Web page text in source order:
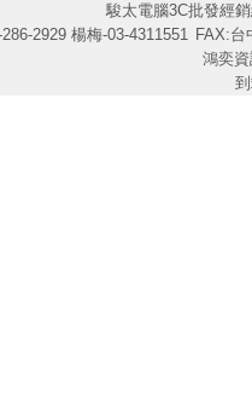
駿太電腦3C批發經
2929 楊梅-03-4311551 FAX:台
鴻奕